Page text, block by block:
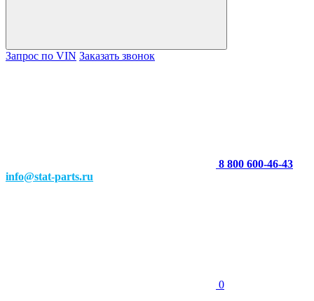
Запрос по VIN Заказать звонок
8 800 600-46-43
info@stat-parts.ru
0